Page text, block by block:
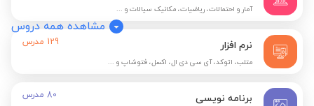
آمار و احتمالات، ریاضیات، مکانیک سیالات و ...
نرم افزار
متلب، اتوکد، آی سی دی ال، اکسل، فتوشاپ و ...
129 مدرس
برنامه نویسی 80 مدرس
مشاهده همه دروس